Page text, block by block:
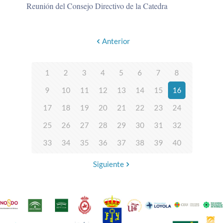
Reunión del Consejo Directivo de la Catedra
Anterior
1 2 3 4 5 6 7
8
9
10 11 12 13 14 15
16
17
18 19 20 21 22 23
24
25
26 27 28 29 30 31
32
33
34 35 36 37 38 39 40
Siguiente